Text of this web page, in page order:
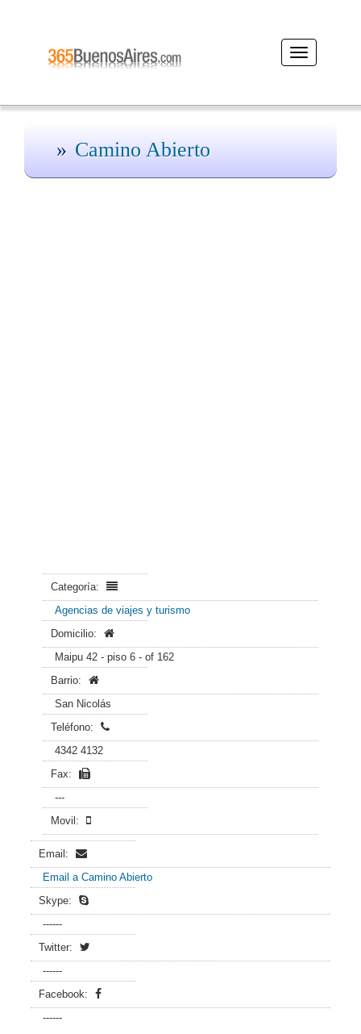
Desplegar
navegación
Camino Abierto
Categoría:
Agencias de viajes y turismo
Domicilio:
Maipu 42 - piso 6 - of 162
Barrio:
San Nicolás
Teléfono:
4342 4132
Fax:
---
Movil:
Email:
Email a Camino Abierto
Skype:
------
Twitter:
------
Facebook:
------